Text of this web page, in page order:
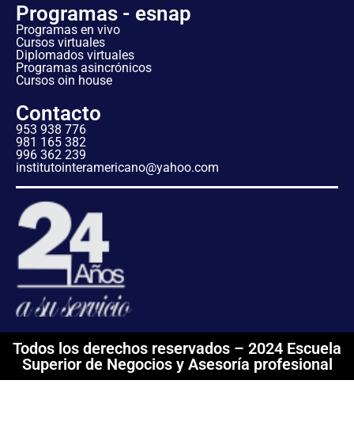
Programas - esnap
Programas en vivo
Cursos virtuales
Diplomados virtuales
Programas asincrónicos
Cursos oin house
Contacto
953 938 776
981 165 382
996 362 239
institutointeramericano@yahoo.com
Todos los derechos reservados – 2024 Escuela
Superior de Negocios y Asesoría profesional